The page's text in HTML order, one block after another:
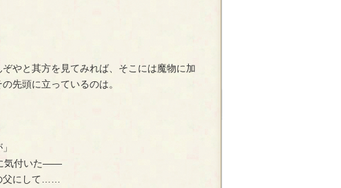
やと其方を見てみれば、そこには魔物に加
先頭に立っているのは。
気付いた――
父にして……